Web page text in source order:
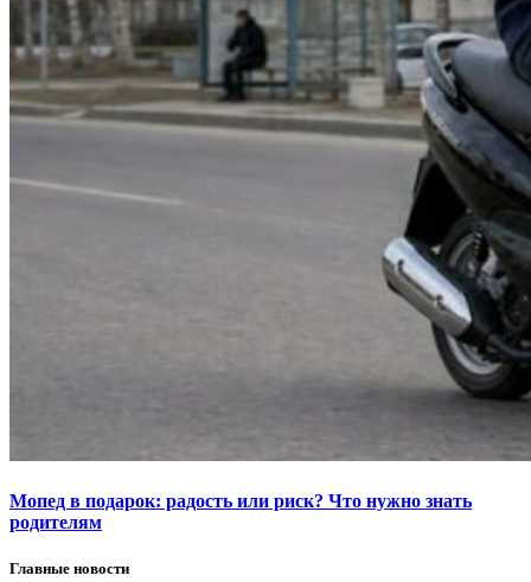
Мопед в подарок: радость или риск? Что нужно знать
родителям
Главные новости